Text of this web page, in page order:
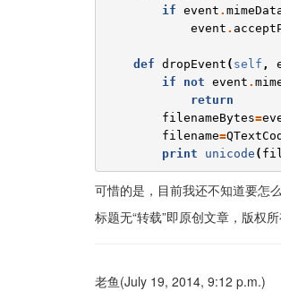
if event .
event .
def dropEvent ( self ,
if
not event .
return
filenameBytes=
filename=
print
unicode (
可惜的是，目前我还不知道要怎
标题无“转载”即原创文章，版权
老鱼(July 19, 2014, 9:12 p.m.)